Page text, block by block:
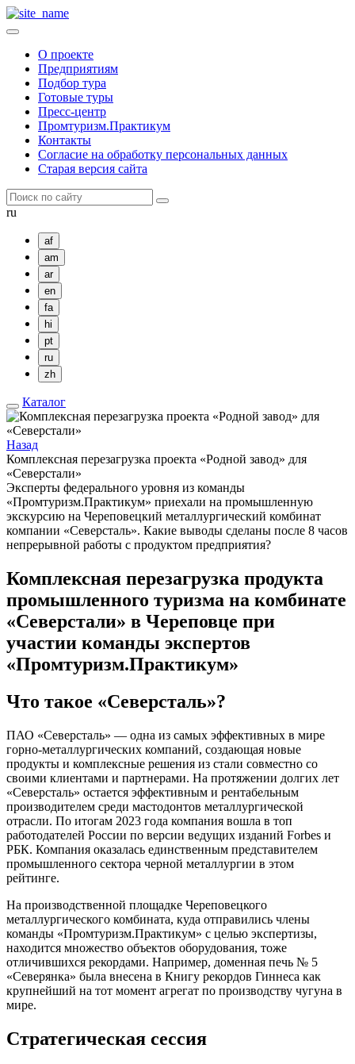
О проекте
Предприятиям
Подбор тура
Готовые туры
Пресс-центр
Промтуризм.Практикум
Контакты
Согласие на обработку персональных данных
Старая версия сайта
ru
af
am
ar
en
fa
hi
pt
ru
zh
Каталог
Назад
Комплексная перезагрузка проекта «Родной завод» для
«Северстали»
Эксперты федерального уровня из команды
«Промтуризм.Практикум» приехали на промышленную
экскурсию на Череповецкий металлургический комбинат
компании «Северсталь». Какие выводы сделаны после 8 часов
непрерывной работы с продуктом предприятия?
Комплексная перезагрузка продукта
промышленного туризма на комбинате
«Северстали» в Череповце при
участии команды экспертов
«Промтуризм.Практикум»
Что такое «Северсталь»?
ПАО «Северсталь» — одна из самых эффективных в мире
горно-металлургических компаний, создающая новые
продукты и комплексные решения из стали совместно со
своими клиентами и партнерами. На протяжении долгих лет
«Северсталь» остается эффективным и рентабельным
производителем среди мастодонтов металлургической
отрасли. По итогам 2023 года компания вошла в топ
работодателей России по версии ведущих изданий Forbes и
РБК. Компания оказалась единственным представителем
промышленного сектора черной металлургии в этом
рейтинге.
На производственной площадке Череповецкого
металлургического комбината, куда отправились члены
команды «Промтуризм.Практикум» с целью экспертизы,
находится множество объектов оборудования, тоже
отличившихся рекордами. Например, доменная печь № 5
«Северянка» была внесена в Книгу рекордов Гиннеса как
крупнейший на тот момент агрегат по производству чугуна в
мире.
Стратегическая сессия